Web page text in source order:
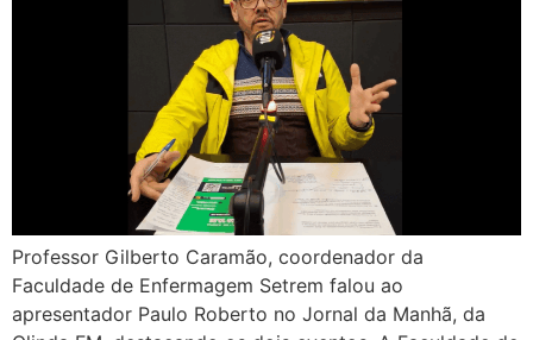
Professor Gilberto Caramão, coordenador da
Faculdade de Enfermagem Setrem falou ao
apresentador Paulo Roberto no Jornal da Manhã, da